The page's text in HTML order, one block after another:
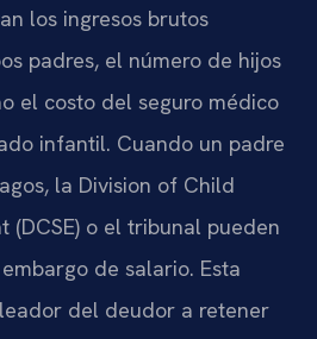
los ingresos brutos
padres, el número de hijos
el costo del seguro médico
infantil. Cuando un padre
la Division of Child
(DCSE) o el tribunal pueden
de salario. Esta
del deudor a retener